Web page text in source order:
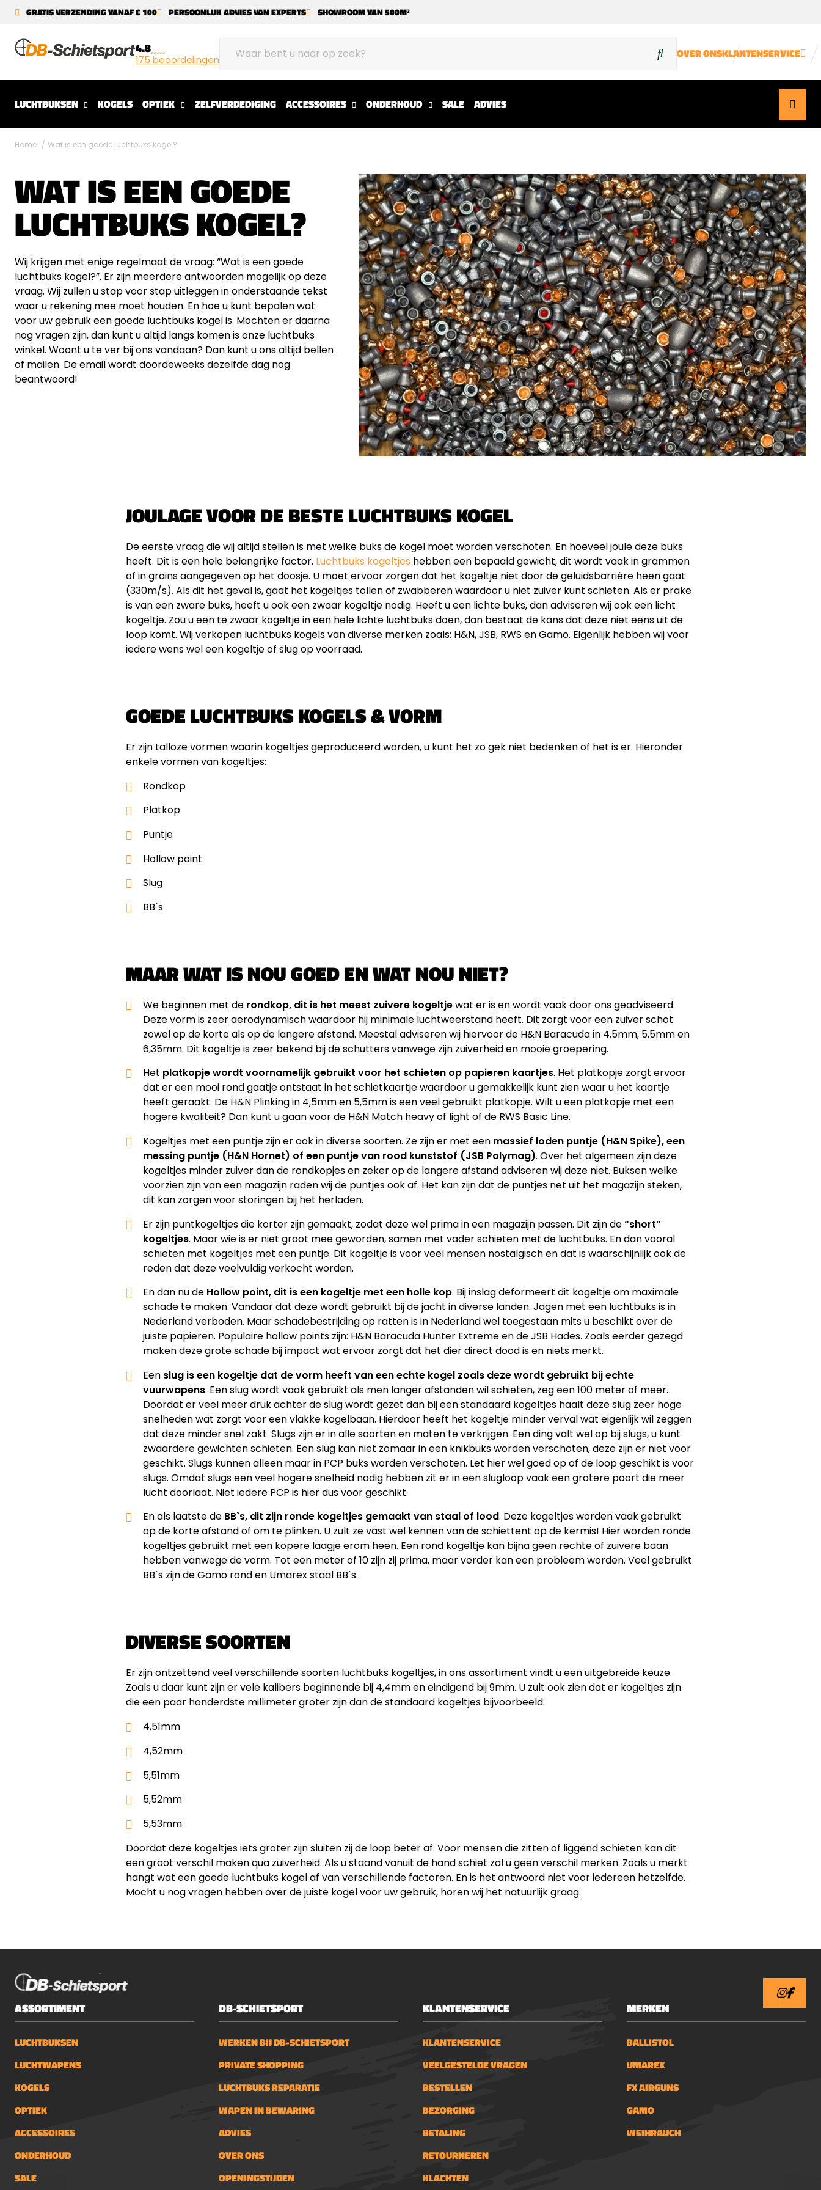
GRATIS VERZENDING VANAF € 100 PERSOONLIJK ADVIES VAN EXPERTS SHOWROOM VAN 500M²
4.8
175 beoordelingen OVER ONSKLANTENSERVICE
LUCHTBUKSEN KOGELS OPTIEK ZELFVERDEDIGING ACCESSOIRES ONDERHOUD SALE ADVIES
Home Wat is een goede luchtbuks kogel?
WAT IS EEN GOEDE
LUCHTBUKS KOGEL?
Wij krijgen met enige regelmaat de vraag: “Wat is een goede
luchtbuks kogel?”. Er zijn meerdere antwoorden mogelijk op deze
vraag. Wij zullen u stap voor stap uitleggen in onderstaande tekst
waar u rekening mee moet houden. En hoe u kunt bepalen wat
voor uw gebruik een goede luchtbuks kogel is. Mochten er daarna
nog vragen zijn, dan kunt u altijd langs komen is onze luchtbuks
winkel. Woont u te ver bij ons vandaan? Dan kunt u ons altijd bellen
of mailen. De email wordt doordeweeks dezelfde dag nog
beantwoord!
JOULAGE VOOR DE BESTE LUCHTBUKS KOGEL
De eerste vraag die wij altijd stellen is met welke buks de kogel moet worden verschoten. En hoeveel joule deze buks
heeft. Dit is een hele belangrijke factor. Luchtbuks kogeltjes hebben een bepaald gewicht, dit wordt vaak in grammen
of in grains aangegeven op het doosje. U moet ervoor zorgen dat het kogeltje niet door de geluidsbarrière heen gaat
(330m/s). Als dit het geval is, gaat het kogeltjes tollen of zwabberen waardoor u niet zuiver kunt schieten. Als er prake
is van een zware buks, heeft u ook een zwaar kogeltje nodig. Heeft u een lichte buks, dan adviseren wij ook een licht
kogeltje. Zou u een te zwaar kogeltje in een hele lichte luchtbuks doen, dan bestaat de kans dat deze niet eens uit de
loop komt. Wij verkopen luchtbuks kogels van diverse merken zoals: H&N, JSB, RWS en Gamo. Eigenlijk hebben wij voor
iedere wens wel een kogeltje of slug op voorraad.
GOEDE LUCHTBUKS KOGELS & VORM
Er zijn talloze vormen waarin kogeltjes geproduceerd worden, u kunt het zo gek niet bedenken of het is er. Hieronder
enkele vormen van kogeltjes:
Rondkop
Platkop
Puntje
Hollow point
Slug
BB`s
MAAR WAT IS NOU GOED EN WAT NOU NIET?
We beginnen met de rondkop, dit is het meest zuivere kogeltjewat er is en wordt vaak door ons geadviseerd.
Deze vorm is zeer aerodynamisch waardoor hij minimale luchtweerstand heeft. Dit zorgt voor een zuiver schot
zowel op de korte als op de langere afstand. Meestal adviseren wij hiervoor de H&N Baracuda in 4,5mm, 5,5mm en
6,35mm. Dit kogeltje is zeer bekend bij de schutters vanwege zijn zuiverheid en mooie groepering.
Het platkopje wordt voornamelijk gebruikt voor het schieten op papieren kaartjes. Het platkopje zorgt ervoor
dat er een mooi rond gaatje ontstaat in het schietkaartje waardoor u gemakkelijk kunt zien waar u het kaartje
heeft geraakt. De H&N Plinking in 4,5mm en 5,5mm is een veel gebruikt platkopje. Wilt u een platkopje met een
hogere kwaliteit? Dan kunt u gaan voor de H&N Match heavy of light of de RWS Basic Line.
Kogeltjes met een puntje zijn er ook in diverse soorten. Ze zijn er met een massief loden puntje (H&N Spike), een
messing puntje (H&N Hornet) of een puntje van rood kunststof (JSB Polymag). Over het algemeen zijn deze
kogeltjes minder zuiver dan de rondkopjes en zeker op de langere afstand adviseren wij deze niet. Buksen welke
voorzien zijn van een magazijn raden wij de puntjes ook af. Het kan zijn dat de puntjes net uit het magazijn steken,
dit kan zorgen voor storingen bij het herladen.
Er zijn puntkogeltjes die korter zijn gemaakt, zodat deze wel prima in een magazijn passen. Dit zijn de“short”
kogeltjes. Maar wie is er niet groot mee geworden, samen met vader schieten met de luchtbuks. En dan vooral
schieten met kogeltjes met een puntje. Dit kogeltje is voor veel mensen nostalgisch en dat is waarschijnlijk ook de
reden dat deze veelvuldig verkocht worden.
En dan nu de Hollow point, dit is een kogeltje met een holle kop. Bij inslag deformeert dit kogeltje om maximale
schade te maken. Vandaar dat deze wordt gebruikt bij de jacht in diverse landen. Jagen met een luchtbuks is in
Nederland verboden. Maar schadebestrijding op ratten is in Nederland wel toegestaan mits u beschikt over de
juiste papieren. Populaire hollow points zijn: H&N Baracuda Hunter Extreme en de JSB Hades. Zoals eerder gezegd
maken deze grote schade bij impact wat ervoor zorgt dat het dier direct dood is en niets merkt.
Een slug is een kogeltje dat de vorm heeft van een echte kogel zoals deze wordt gebruikt bij echte
vuurwapens. Een slug wordt vaak gebruikt als men langer afstanden wil schieten, zeg een 100 meter of meer.
Doordat er veel meer druk achter de slug wordt gezet dan bij een standaard kogeltjes haalt deze slug zeer hoge
snelheden wat zorgt voor een vlakke kogelbaan. Hierdoor heeft het kogeltje minder verval wat eigenlijk wil zeggen
dat deze minder snel zakt. Slugs zijn er in alle soorten en maten te verkrijgen. Een ding valt wel op bij slugs, u kunt
zwaardere gewichten schieten. Een slug kan niet zomaar in een knikbuks worden verschoten, deze zijn er niet voor
geschikt. Slugs kunnen alleen maar in PCP buks worden verschoten. Let hier wel goed op of de loop geschikt is voor
slugs. Omdat slugs een veel hogere snelheid nodig hebben zit er in een slugloop vaak een grotere poort die meer
lucht doorlaat. Niet iedere PCP is hier dus voor geschikt.
En als laatste de BB`s, dit zijn ronde kogeltjes gemaakt van staal of lood. Deze kogeltjes worden vaak gebruikt
op de korte afstand of om te plinken. U zult ze vast wel kennen van de schiettent op de kermis! Hier worden ronde
kogeltjes gebruikt met een kopere laagje erom heen. Een rond kogeltje kan bijna geen rechte of zuivere baan
hebben vanwege de vorm. Tot een meter of 10 zijn zij prima, maar verder kan een probleem worden. Veel gebruikt
BB`s zijn de Gamo rond en Umarex staal BB`s.
DIVERSE SOORTEN
Er zijn ontzettend veel verschillende soorten luchtbuks kogeltjes, in ons assortiment vindt u een uitgebreide keuze.
Zoals u daar kunt zijn er vele kalibers beginnende bij 4,4mm en eindigend bij 9mm. U zult ook zien dat er kogeltjes zijn
die een paar honderdste millimeter groter zijn dan de standaard kogeltjes bijvoorbeeld:
4,51mm
4,52mm
5,51mm
5,52mm
5,53mm
Doordat deze kogeltjes iets groter zijn sluiten zij de loop beter af. Voor mensen die zitten of liggend schieten kan dit
een groot verschil maken qua zuiverheid. Als u staand vanuit de hand schiet zal u geen verschil merken. Zoals u merkt
hangt wat een goede luchtbuks kogel af van verschillende factoren. En is het antwoord niet voor iedereen hetzelfde.
Mocht u nog vragen hebben over de juiste kogel voor uw gebruik, horen wij het natuurlijk graag.
ASSORTIMENT
LUCHTBUKSEN
LUCHTWAPENS
KOGELS
OPTIEK
ACCESSOIRES
ONDERHOUD
SALE
DB-SCHIETSPORT
WERKEN BIJ DB-SCHIETSPORT
PRIVATE SHOPPING
LUCHTBUKS REPARATIE
WAPEN IN BEWARING
ADVIES
OVER ONS
OPENINGSTIJDEN
KLANTENSERVICE
KLANTENSERVICE
VEELGESTELDE VRAGEN
BESTELLEN
BEZORGING
BETALING
RETOURNEREN
KLACHTEN
MERKEN
BALLISTOL
UMAREX
FX AIRGUNS
GAMO
WEIHRAUCH